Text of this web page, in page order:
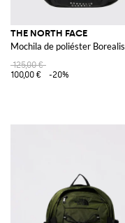
THE NORTH FACE
Mochila de poliéster Borealis
125,00 €
100,00 €
-20%